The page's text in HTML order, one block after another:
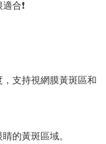
合❗
支持視網膜黃斑區和
的黃斑區域。